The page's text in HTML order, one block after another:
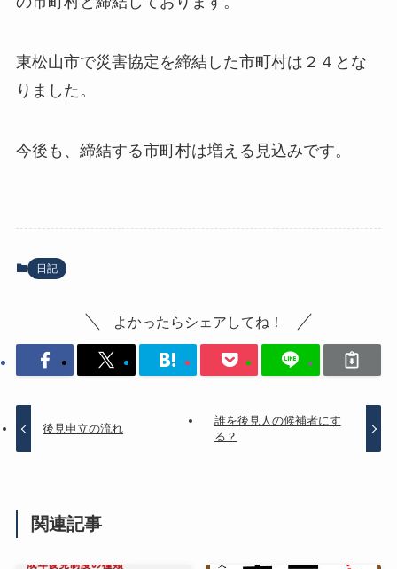
東松山市で災害協定を締結した市町村は２４とな
りました。
今後も、締結する市町村は増える見込みです。
日記
よかったらシェアしてね！
後見申立の流れ
誰を後見人の候補者にす
る？
関連記事